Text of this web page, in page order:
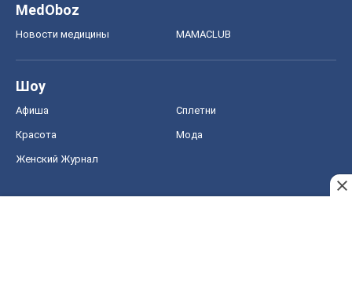
MedOboz
Новости медицины MAMACLUB
Шоу
Афиша Сплетни
Красота Мода
Женский Журнал